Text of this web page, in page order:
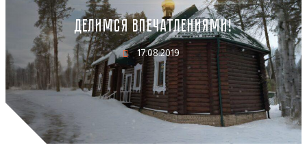
ДЕЛИМСЯ ВПЕЧАТЛЕНИЯМИ!
17.08.2019